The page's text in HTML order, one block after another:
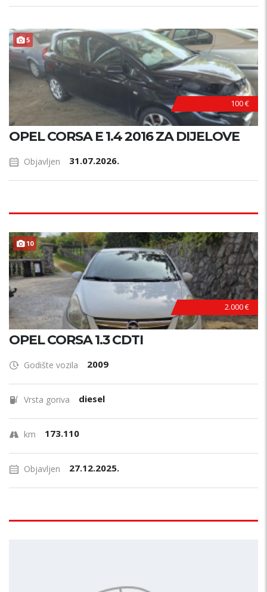
5
100 €
OPEL CORSA E 1.4 2016 ZA DIJELOVE
Objavljen 31.07.2026.
10 HITNO !
2.000 €
OPEL CORSA 1.3 CDTI
Godište vozila 2009
Vrsta goriva diesel
km 173.110
Objavljen 27.12.2025.